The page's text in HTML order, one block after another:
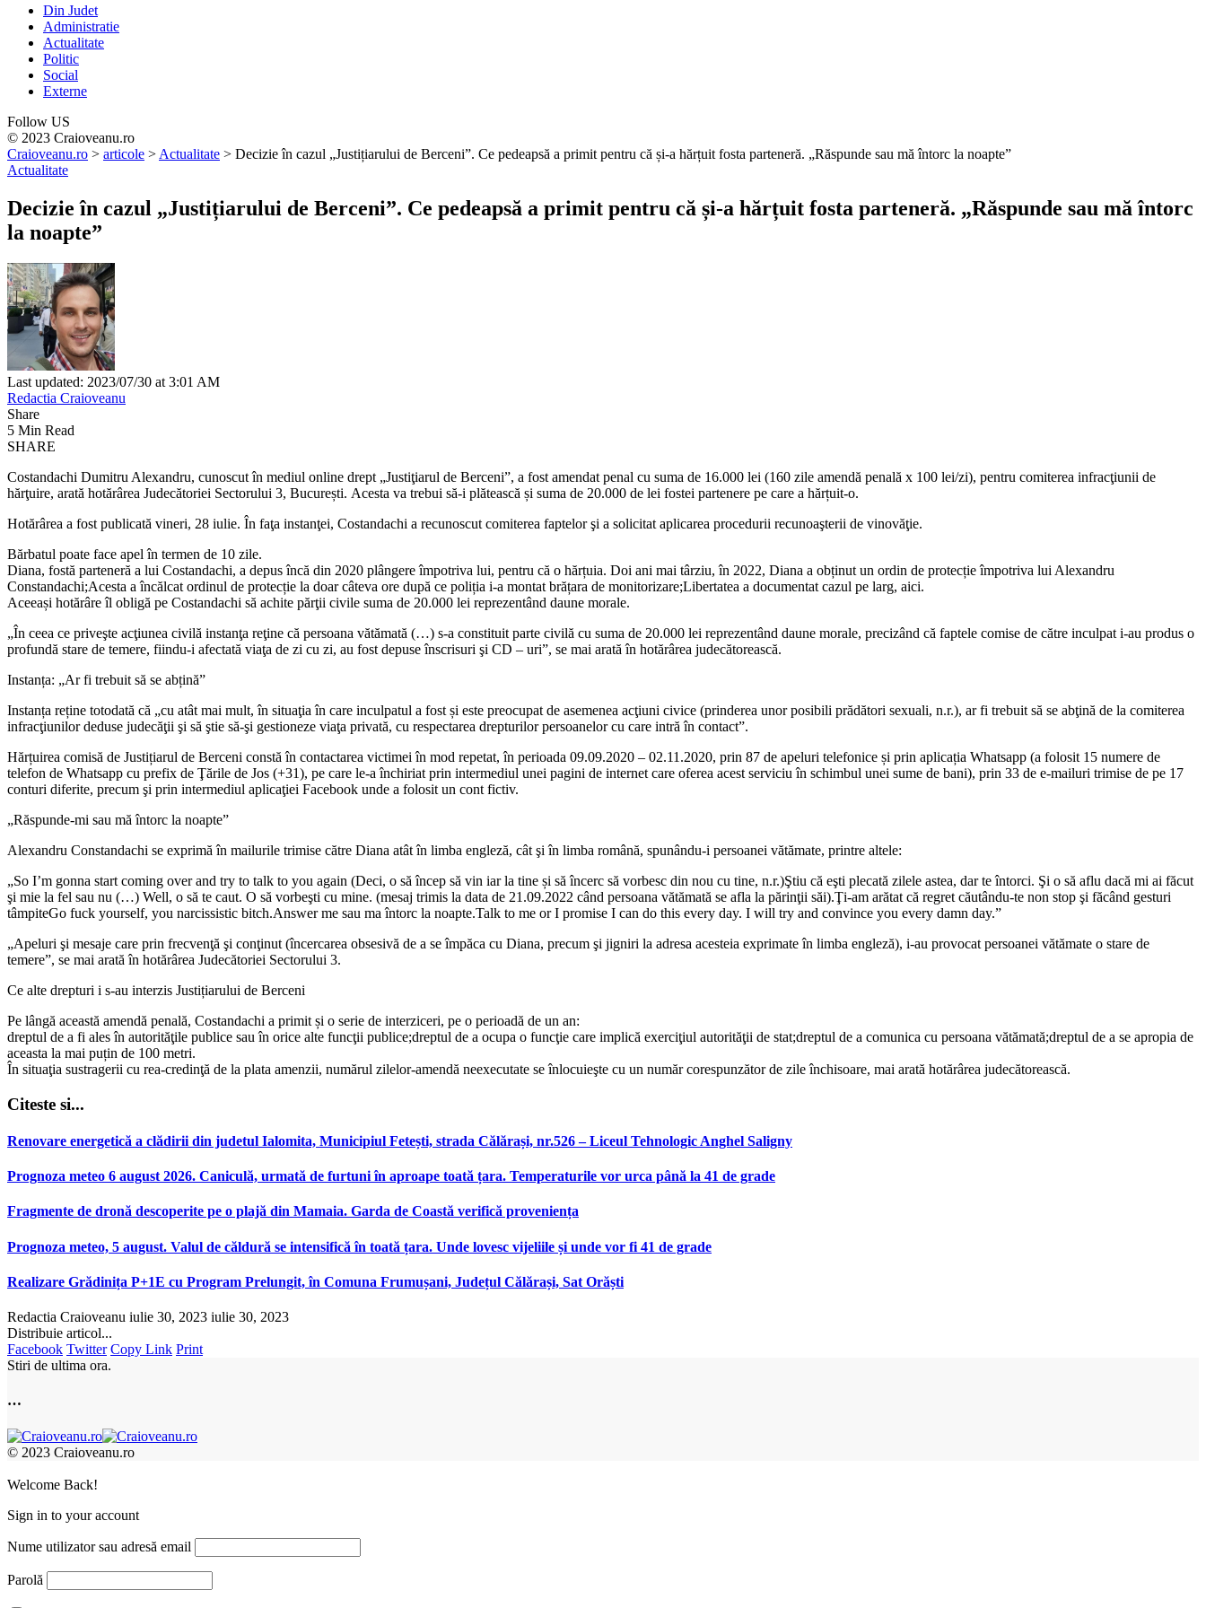
Din Judet
Administratie
Actualitate
Politic
Social
Externe
Follow US
© 2023 Craioveanu.ro
Craioveanu.ro > articole > Actualitate > Decizie în cazul „Justițiarului de Berceni”. Ce pedeapsă a primit pentru că și-a hărțuit fosta parteneră. „Răspunde sau mă întorc la noapte”
Actualitate
Decizie în cazul „Justițiarului de Berceni”. Ce pedeapsă a primit pentru că și-a hărțuit fosta parteneră. „Răspunde sau mă întorc
la noapte”
Last updated: 2023/07/30 at 3:01 AM
Redactia Craioveanu
Share
5 Min Read
SHARE
Costandachi Dumitru Alexandru, cunoscut în mediul online drept „Justiţiarul de Berceni”, a fost amendat penal cu suma de 16.000 lei (160 zile amendă penală x 100 lei/zi), pentru comiterea infracţiunii de
hărţuire, arată hotărârea Judecătoriei Sectorului 3, București. Acesta va trebui să-i plătească și suma de 20.000 de lei fostei partenere pe care a hărțuit-o.
Hotărârea a fost publicată vineri, 28 iulie. În faţa instanţei, Costandachi a recunoscut comiterea faptelor şi a solicitat aplicarea procedurii recunoaşterii de vinovăţie.
Bărbatul poate face apel în termen de 10 zile.
Diana, fostă parteneră a lui Costandachi, a depus încă din 2020 plângere împotriva lui, pentru că o hărțuia. Doi ani mai târziu, în 2022, Diana a obținut un ordin de protecție împotriva lui Alexandru
Constandachi;Acesta a încălcat ordinul de protecție la doar câteva ore după ce poliția i-a montat brățara de monitorizare;Libertatea a documentat cazul pe larg, aici.
Aceeași hotărâre îl obligă pe Costandachi să achite părţii civile suma de 20.000 lei reprezentând daune morale.
„În ceea ce priveşte acţiunea civilă instanţa reţine că persoana vătămată (…) s-a constituit parte civilă cu suma de 20.000 lei reprezentând daune morale, precizând că faptele comise de către inculpat i-au produs o
profundă stare de temere, fiindu-i afectată viaţa de zi cu zi, au fost depuse înscrisuri şi CD – uri”, se mai arată în hotărârea judecătorească.
Instanța: „Ar fi trebuit să se abțină”
Instanța reține totodată că „cu atât mai mult, în situaţia în care inculpatul a fost și este preocupat de asemenea acţiuni civice (prinderea unor posibili prădători sexuali, n.r.), ar fi trebuit să se abţină de la comiterea
infracţiunilor deduse judecăţii şi să ştie să-şi gestioneze viaţa privată, cu respectarea drepturilor persoanelor cu care intră în contact”.
Hărțuirea comisă de Justițiarul de Berceni constă în contactarea victimei în mod repetat, în perioada 09.09.2020 – 02.11.2020, prin 87 de apeluri telefonice și prin aplicația Whatsapp (a folosit 15 numere de
telefon de Whatsapp cu prefix de Ţările de Jos (+31), pe care le-a închiriat prin intermediul unei pagini de internet care oferea acest serviciu în schimbul unei sume de bani), prin 33 de e-mailuri trimise de pe 17
conturi diferite, precum şi prin intermediul aplicaţiei Facebook unde a folosit un cont fictiv.
„Răspunde-mi sau mă întorc la noapte”
Alexandru Constandachi se exprimă în mailurile trimise către Diana atât în limba engleză, cât şi în limba română, spunându-i persoanei vătămate, printre altele:
„So I’m gonna start coming over and try to talk to you again (Deci, o să încep să vin iar la tine și să încerc să vorbesc din nou cu tine, n.r.)Ştiu că eşti plecată zilele astea, dar te întorci. Şi o să aflu dacă mi ai făcut
şi mie la fel sau nu (…) Well, o să te caut. O să vorbeşti cu mine. (mesaj trimis la data de 21.09.2022 când persoana vătămată se afla la părinţii săi).Ţi-am arătat că regret căutându-te non stop şi făcând gesturi
tâmpiteGo fuck yourself, you narcissistic bitch.Answer me sau ma întorc la noapte.Talk to me or I promise I can do this every day. I will try and convince you every damn day.”
„Apeluri şi mesaje care prin frecvenţă şi conţinut (încercarea obsesivă de a se împăca cu Diana, precum şi jigniri la adresa acesteia exprimate în limba engleză), i-au provocat persoanei vătămate o stare de
temere”, se mai arată în hotărârea Judecătoriei Sectorului 3.
Ce alte drepturi i s-au interzis Justițiarului de Berceni
Pe lângă această amendă penală, Costandachi a primit și o serie de interziceri, pe o perioadă de un an:
dreptul de a fi ales în autorităţile publice sau în orice alte funcţii publice;dreptul de a ocupa o funcţie care implică exerciţiul autorităţii de stat;dreptul de a comunica cu persoana vătămată;dreptul de a se apropia de
aceasta la mai puțin de 100 metri.
În situaţia sustragerii cu rea-credinţă de la plata amenzii, numărul zilelor-amendă neexecutate se înlocuieşte cu un număr corespunzător de zile închisoare, mai arată hotărârea judecătorească.
Citeste si...
Renovare energetică a clădirii din judetul Ialomita, Municipiul Fetești, strada Călărași, nr.526 – Liceul Tehnologic Anghel Saligny
Prognoza meteo 6 august 2026. Caniculă, urmată de furtuni în aproape toată țara. Temperaturile vor urca până la 41 de grade
Fragmente de dronă descoperite pe o plajă din Mamaia. Garda de Coastă verifică proveniența
Prognoza meteo, 5 august. Valul de căldură se intensifică în toată țara. Unde lovesc vijeliile și unde vor fi 41 de grade
Realizare Grădinița P+1E cu Program Prelungit, în Comuna Frumușani, Județul Călărași, Sat Orăști
Redactia Craioveanu iulie 30, 2023 iulie 30, 2023
Distribuie articol...
Facebook Twitter Copy Link Print
Stiri de ultima ora.
…
© 2023 Craioveanu.ro
Welcome Back!
Sign in to your account
Nume utilizator sau adresă email
Parolă